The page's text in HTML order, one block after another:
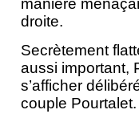
manière
droite.
Secrètement
aussi important,
s’afficher
couple Pourtalet.